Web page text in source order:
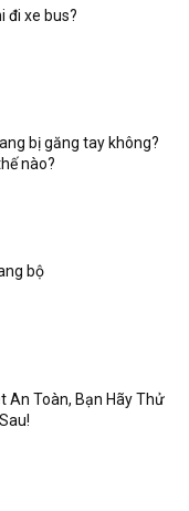
đi xe bus?
bị găng tay không?
nào?
bộ
An Toàn, Bạn Hãy Thử